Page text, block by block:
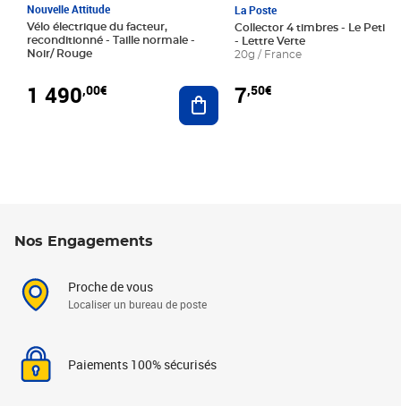
Nouvelle Attitude
Vélo électrique du facteur,
reconditionné - Taille normale -
Noir/ Rouge
1 490,00€ Ajouter au panier
La Poste
Collector 4 timbres - Le Petit
- Lettre Verte
20g / France
7,50€
Nos Engagements
Proche de vous
Localiser un bureau de poste
Paiements 100% sécurisés